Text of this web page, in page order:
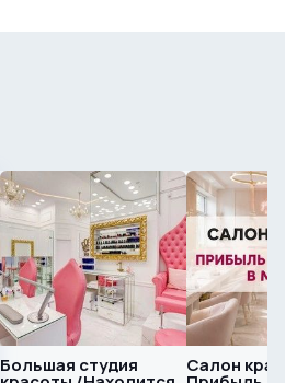
Большая студия Салон